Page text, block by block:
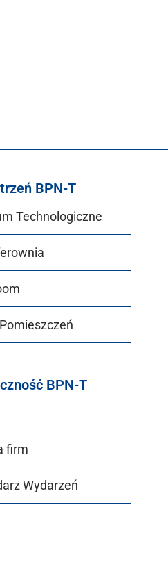
BPN-T
Technologiczne
BPN-T
firm
Wydarzeń